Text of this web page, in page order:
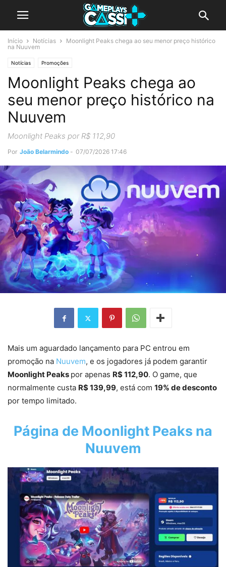
Início Notícias
Moonlight Peaks chega ao seu menor preço histórico
na Nuuvem
Notícias Promoções
Moonlight Peaks chega ao
seu menor preço histórico na
Nuuvem
Moonlight Peaks por R$ 112,90
Por João Belarmindo - 07/07/2026 17:46
Mais um aguardado lançamento para PC entrou em
promoção na Nuuvem, e os jogadores já podem garantir
Moonlight Peaks por apenas R$ 112,90. O game, que
normalmente custa R$ 139,99, está com 19% de desconto
por tempo limitado.
Página de Moonlight Peaks na
Nuuvem